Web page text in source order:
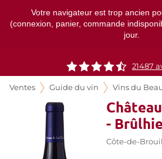
Votre navigateur est trop ancien
(connexion, panier, commande
jour.
21487
Ventes Guide du vin Vins du
-
Côte-de-